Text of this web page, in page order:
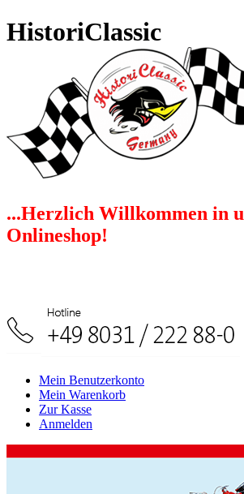
HistoriClassic
...Herzlich Willkommen in
Onlineshop!
Mein Benutzerkonto
Mein Warenkorb
Zur Kasse
Anmelden